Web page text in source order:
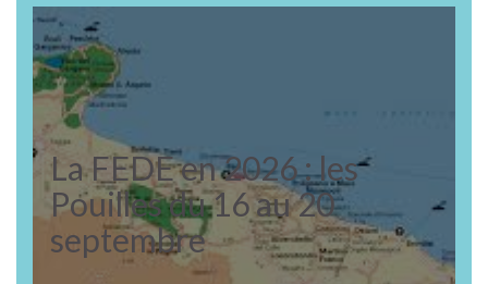
La FEDE en 2026 : les
Pouilles du 16 au 20
septembre